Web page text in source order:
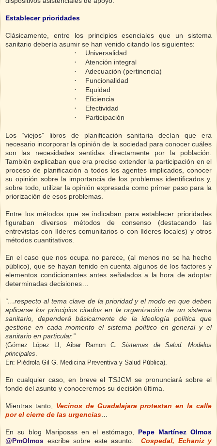
Establecer prioridades
Clásicamente, entre los principios esenciales que un sistema
sanitario debería asumir se han venido citando los siguientes:
·
Universalidad
·
Atención integral
·
Adecuación (pertinencia)
·
Funcionalidad
·
Equidad
·
Eficiencia
·
Efectividad
·
Participación
Los “viejos” libros de planificación sanitaria decían que era
necesario incorporar la opinión de la sociedad para conocer cuáles
son las necesidades sentidas directamente por la población.
También explicaban que era preciso extender la participación en el
proceso de planificación a todos los agentes implicados, conocer
su opinión sobre la importancia de los problemas identificados y,
sobre todo, utilizar la opinión expresada como primer paso para la
priorización de esos problemas.
Entre los métodos que se indicaban para establecer prioridades
figuraban diversos métodos de consenso (destacando las
entrevistas con líderes comunitarios o con líderes locales) y otros
métodos cuantitativos.
En el caso que nos ocupa no parece, (al menos no se ha hecho
público), que se hayan tenido en cuenta algunos de los factores y
elementos condicionantes antes señalados a la hora de adoptar
determinadas decisiones…
“…respecto al tema clave de la prioridad y el modo en que deben
aplicarse los principios citados en la organización de un sistema
sanitario, dependerá básicamente de la ideología política que
gestione en cada momento el sistema político en general y el
sanitario en particular.”
(Gómez López LI, Aibar Ramon C.Sistemas de Salud. Modelos
principales
En: Piédrola Gil G. Medicina Preventiva y Salud Pública).
En cualquier caso, en breve el TSJCM se pronunciará sobre el
fondo del asunto y conoceremos su decisión última.
Mientras tanto, Vecinos de Guadalajara protestan en la calle
por el cierre de las urgencias…
En su blog Mariposas en el estómago, Pepe Martínez Olmos
@PmOlmos escribe sobre este asunto:
Cospedal, Echaniz y